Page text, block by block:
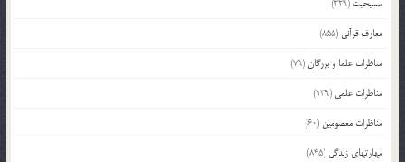
مسیحیت (229)
معارف قرآنی (855)
مناظرات علما و بزرگان(79)
مناظرات علمی (139)
مناظرات معصومین (60)
مهارتهای زندگی (845)